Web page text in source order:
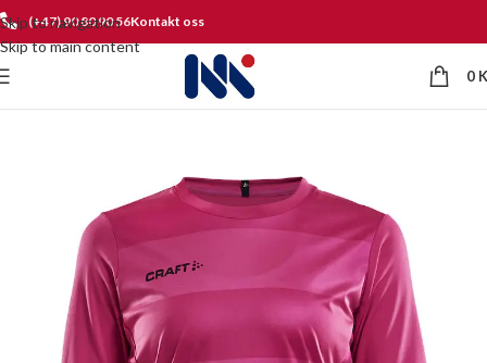
Skip to navigation
Skip to main content
(+47) 90 80 90 56Kontakt oss
0